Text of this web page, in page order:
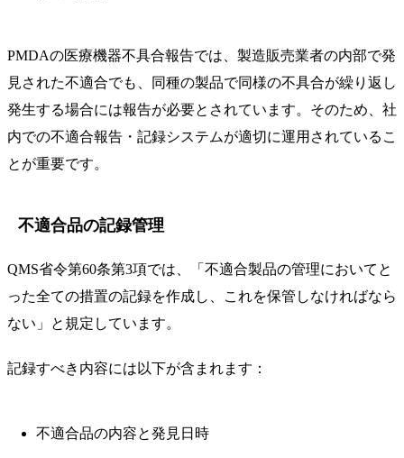
PMDAの医療機器不具合報告では、製造販売業者の内部で発
見された不適合でも、同種の製品で同様の不具合が繰り返し
発生する場合には報告が必要とされています。そのため、社
内での不適合報告・記録システムが適切に運用されているこ
とが重要です。
不適合品の記録管理
QMS省令第60条第3項では、「不適合製品の管理においてと
った全ての措置の記録を作成し、これを保管しなければなら
ない」と規定しています。
記録すべき内容には以下が含まれます：
不適合品の内容と発見日時